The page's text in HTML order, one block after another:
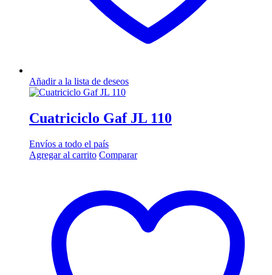
Añadir a la lista de deseos
Cuatriciclo Gaf JL 110
Envíos a todo el país
Agregar al carrito Comparar